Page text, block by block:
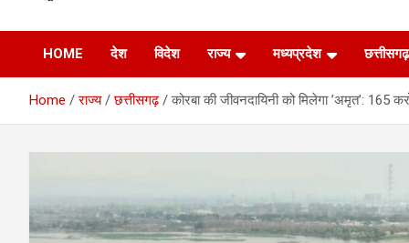
News 36
HOME देश विदेश राज्य मध्यप्रदेश छत्तीसगढ़
Home राज्य छत्तीसगढ़ कोरबा की जीवनदायिनी को मिलेगा ’अमृत’: 165